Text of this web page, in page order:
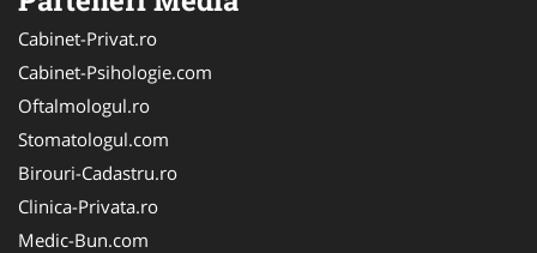
Cabinet-Privat.ro
Cabinet-Psihologie.com
Oftalmologul.ro
Stomatologul.com
Birouri-Cadastru.ro
Clinica-Privata.ro
Medic-Bun.com